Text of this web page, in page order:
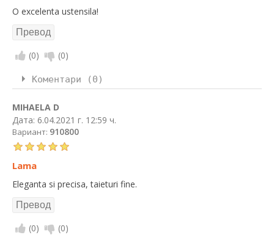
O excelenta ustensila!
(0) (0)
Коментари (0)
MIHAELA D
Дата: 6.04.2021 г. 12:59 ч.
Вариант: 910800
Lama
Eleganta si precisa, taieturi fine.
(0) (0)